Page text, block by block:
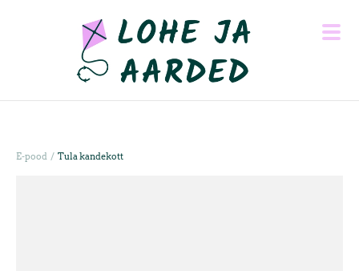
E-pood / Tula kandekott